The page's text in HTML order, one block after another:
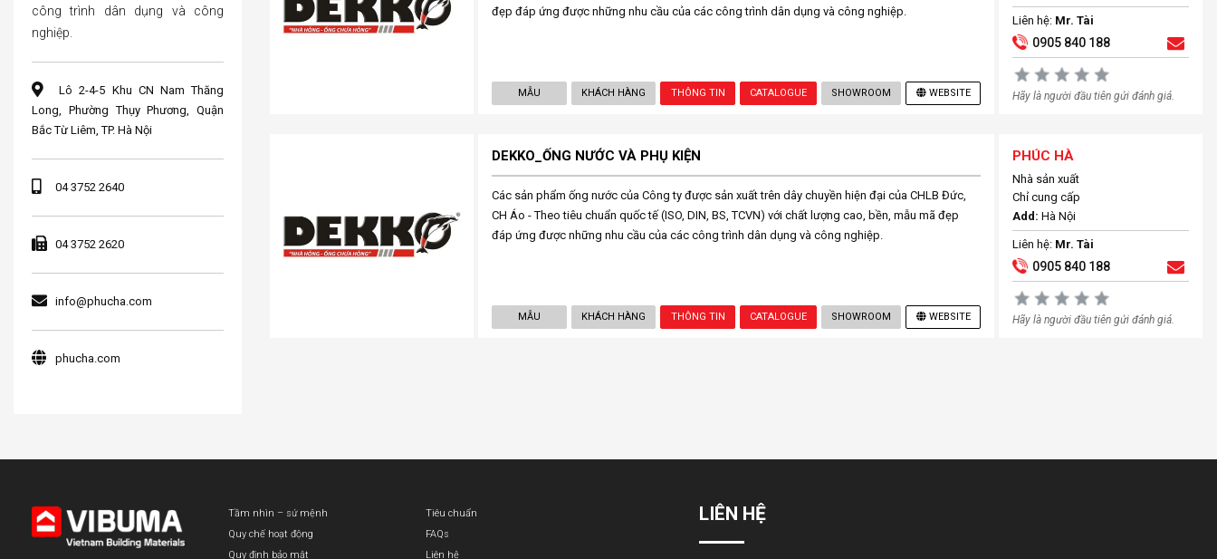
đẹp đáp ứng được những nhu cầu của các công trình dân dụng và công nghiệp.
MẪU KHÁCH HÀNG THÔNG TIN CATALOGUE SHOWROOM WEBSITE
Liên hệ: Mr. Tài
0905 840 188
Hãy là người đầu tiên gửi đánh giá.
DEKKO_ỐNG NƯỚC VÀ PHỤ KIỆN
Các sản phẩm ống nước của Công ty được sản xuất trên dây chuyền hiện đại của CHLB Đức,
CH Áo - Theo tiêu chuẩn quốc tế (ISO, DIN, BS, TCVN) với chất lượng cao, bền, mẫu mã đẹp
đáp ứng được những nhu cầu của các công trình dân dụng và công nghiệp.
MẪU KHÁCH HÀNG THÔNG TIN CATALOGUE SHOWROOM WEBSITE
PHÚC HÀ
Nhà sản xuất
Chỉ cung cấp
Add: Hà Nội
Liên hệ: Mr. Tài
0905 840 188
Hãy là người đầu tiên gửi đánh giá.
công trình dân dụng và công
nghiệp.
Lô 2-4-5 Khu CN Nam Thăng
Long, Phường Thụy Phương, Quận
Bắc Từ Liêm, TP. Hà Nội
04 3752 2640
04 3752 2620
info@phucha.com
phucha.com
Tầm nhìn – sứ mệnh
Quy chế hoạt động
Quy định bảo mật
Tiêu chuẩn
FAQs
Liên hệ
LIÊN HỆ